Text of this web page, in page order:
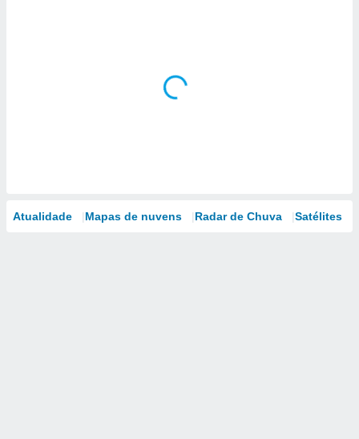
Atualidade Mapas de nuvens Radar de Chuva Satélites